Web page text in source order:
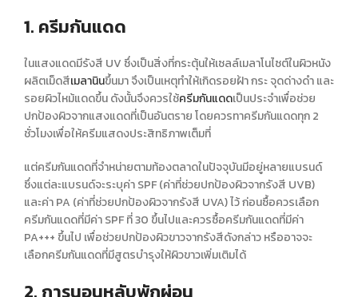
1. ครีมกันแดด
ในแสงแดดมีรังสี UV ซึ่งเป็นสิ่งที่กระตุ้นให้เซลล์เมลาโนไซต์ในผิวหนัง
ผลิตเม็ดสีเมลานินขึ้นมา จึงเป็นเหตุทำให้เกิดรอยฝ้า กระ จุดด่างดำ และ
รอยผิวไหม้แดดขึ้น ดังนั้นจึงควรใช้ครีมกันแดดเป็นประจำเพื่อช่วย
ปกป้องผิวจากแสงแดดที่เป็นอันตราย โดยควรทาครีมกันแดดทุก 2
ชั่วโมงเพื่อให้ครีมแสดงประสิทธิภาพเต็มที่
แต่ครีมกันแดดที่จำหน่ายตามท้องตลาดในปัจจุบันมีอยู่หลายแบรนด์
ซึ่งแต่ละแบรนด์จะระบุค่า SPF (ค่าที่ช่วยปกป้องผิวจากรังสี UVB)
และค่า PA (ค่าที่ช่วยปกป้องผิวจากรังสี UVA) ไว้ ก่อนซื้อควรเลือก
ครีมกันแดดที่มีค่า SPF ที่ 30 ขึ้นไปและควรซื้อครีมกันแดดที่มีค่า
PA+++ ขึ้นไป เพื่อช่วยปกป้องผิวขาวจากรังสีดังกล่าว หรืออาจจะ
เลือกครีมกันแดดที่มีสูตรบำรุงให้ผิวขาวเพิ่มเติมได้